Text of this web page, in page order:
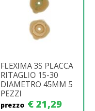
FLEXIMA 3S PLACCA
RITAGLIO 15-30
DIAMETRO 45MM 5
PEZZI
prezzo € 21,29